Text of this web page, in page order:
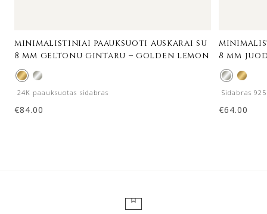
minimalistiniai paauksuoti auskarai su
8 mm geltonu gintaru – golden lemon
24K paauksuotas sidabras
€84.00
8 mm
Sidabras 925
€64.00